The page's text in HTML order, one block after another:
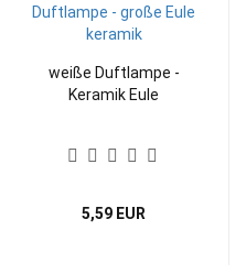
weiße Duftlampe -
Keramik Eule
5,59 EUR